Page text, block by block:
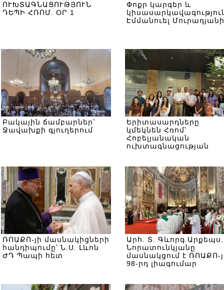
ՈՒԽՏԱԳՆԱՑՈՒԹՅՈՒՆ
ԴԵՊԻ ՀՌՈՄ. ՕՐ 1
Փոքր կարգեր և
Էմմանուել
Բակային ճամբարներ՝
Ջավախքի գյուղերում
Երիտասարդները
կմեկնեն Հռոմ՝
Հոբելյանական
ուխտագնացության
ՌՈԱՔՈ-յի մասնակիցների
հանդիպումը՝ Ն.Ս. Լևոն
ԺԴ Պապի հետ
Արհ. Տ. Գևորգ Արքեպս.
Նորատունկյանը
մասնակցում է ՌՈԱՔՈ-
98-րդ լիագումար